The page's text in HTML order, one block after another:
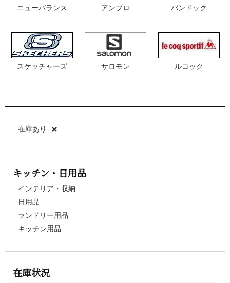
ニューバランス
スケッチャーズ
アンブロ
サロモン
バンドック
ルコック
在庫あり
キッチン・日用品
インテリア・収納
日用品
ランドリー用品
キッチン用品
在庫状況